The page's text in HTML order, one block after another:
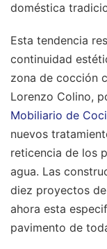
doméstica
Esta tendencia
continuidad
zona de cocción
Lorenzo Colino,
Mobiliario de
nuevos
reticencia de los
agua. Las
diez proyectos
ahora esta
pavimento de